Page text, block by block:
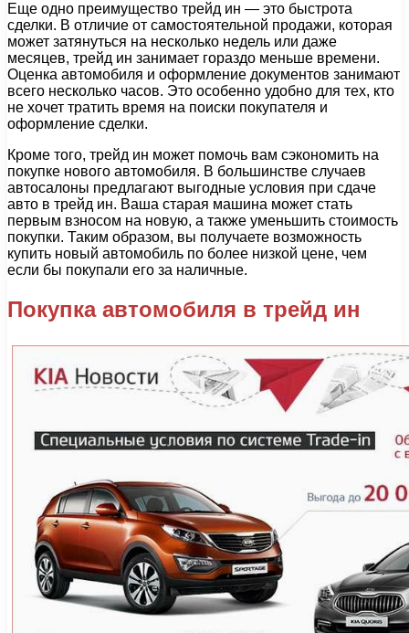
Еще одно преимущество трейд ин — это быстрота
сделки. В отличие от самостоятельной продажи, которая
может затянуться на несколько недель или даже
месяцев, трейд ин занимает гораздо меньше времени.
Оценка автомобиля и оформление документов занимают
всего несколько часов. Это особенно удобно для тех, кто
не хочет тратить время на поиски покупателя и
оформление сделки.
Кроме того, трейд ин может помочь вам сэкономить на
покупке нового автомобиля. В большинстве случаев
автосалоны предлагают выгодные условия при сдаче
авто в трейд ин. Ваша старая машина может стать
первым взносом на новую, а также уменьшить стоимость
покупки. Таким образом, вы получаете возможность
купить новый автомобиль по более низкой цене, чем
если бы покупали его за наличные.
Покупка автомобиля в трейд ин